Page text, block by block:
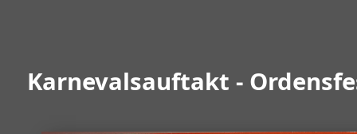
Karnevalsauftakt -